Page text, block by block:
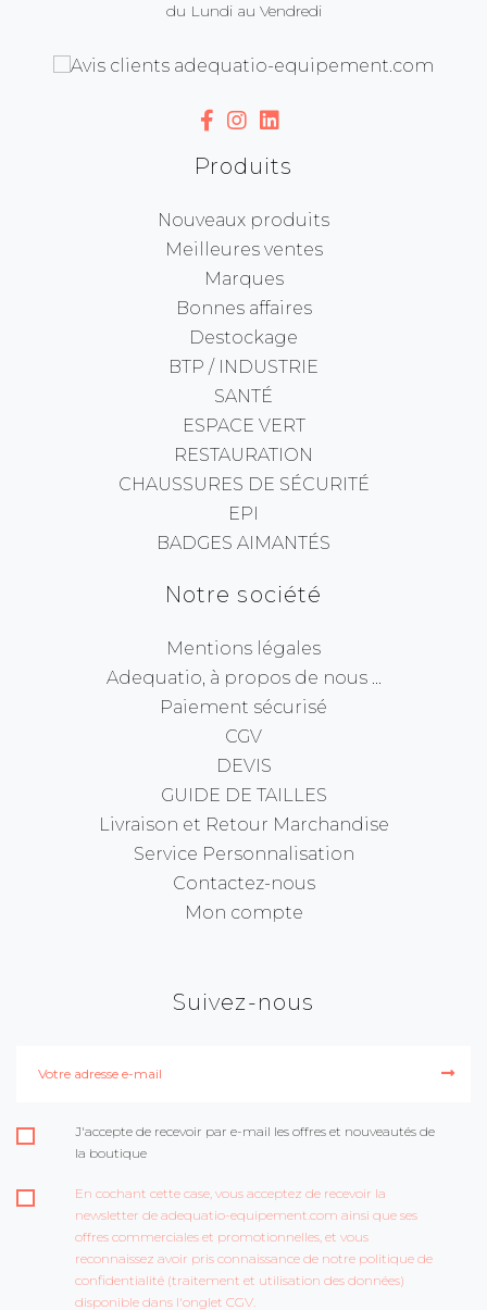
du Lundi au Vendredi
Produits
Nouveaux produits
Meilleures ventes
Marques
Bonnes affaires
Destockage
BTP / INDUSTRIE
SANTÉ
ESPACE VERT
RESTAURATION
CHAUSSURES DE SÉCURITÉ
EPI
BADGES AIMANTÉS
Notre société
Mentions légales
Adequatio, à propos de nous ...
Paiement sécurisé
CGV
DEVIS
GUIDE DE TAILLES
Livraison et Retour Marchandise
Service Personnalisation
Contactez-nous
Mon compte
Suivez-nous
J'accepte de recevoir par e-mail les offres et nouveautés de
la boutique
En cochant cette case, vous acceptez de recevoir la
newsletter de adequatio-equipement.com ainsi que ses
offres commerciales et promotionnelles, et vous
reconnaissez avoir pris connaissance de notre politique de
confidentialité (traitement et utilisation des données)
disponible dans l'onglet CGV.